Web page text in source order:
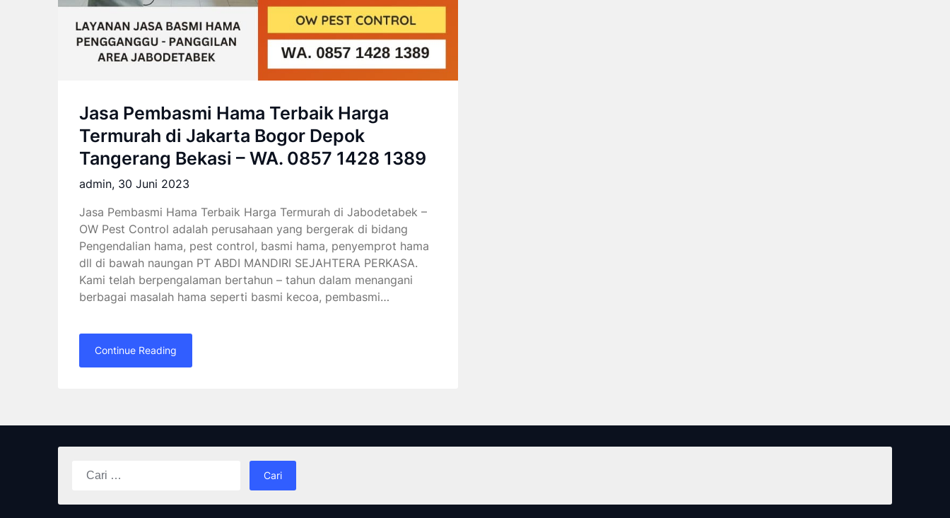
Jasa Pembasmi Hama Terbaik Harga
Termurah di Jakarta Bogor Depok
Tangerang Bekasi – WA. 0857 1428 1389
admin, 30 Juni 2023
Jasa Pembasmi Hama Terbaik Harga Termurah di Jabodetabek –
OW Pest Control adalah perusahaan yang bergerak di bidang
Pengendalian hama, pest control, basmi hama, penyemprot hama
dll di bawah naungan PT ABDI MANDIRI SEJAHTERA PERKASA.
Kami telah berpengalaman bertahun – tahun dalam menangani
berbagai masalah hama seperti basmi kecoa, pembasmi…
Continue Reading
Cari